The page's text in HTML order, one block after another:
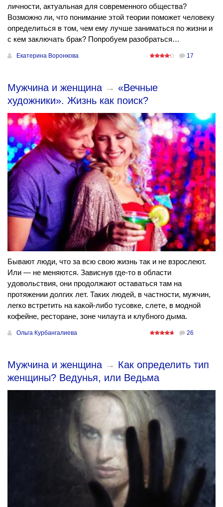
личности, актуальная для современного общества?
Возможно ли, что понимание этой теории поможет человеку
определиться в том, чем ему лучше заниматься по жизни и
с кем заключать брак? Попробуем разобраться…
Екатерина Воронкова 17
Мужчина и женщина → «Вечные
художники». Жизнь как поиск?
Бывают люди, что за всю свою жизнь так и не взрослеют.
Или — не меняются. Зависнув где-то в области
удовольствия, они продолжают оставаться там на
протяжении долгих лет. Таких людей, в частности, мужчин,
легко встретить на какой-либо тусовке, слете, в модной
кофейне, ресторане, зоне чилаута и клубного дыма.
Ольга Курбангалиева 26
Мужчина и женщина → Как определить тип
женщины? Ведунья, или Ведьма